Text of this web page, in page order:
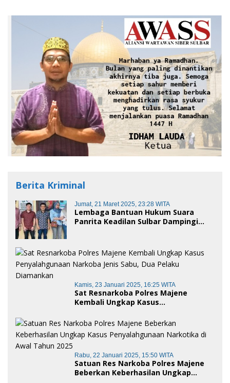
Berita Kriminal
Jumat, 21 Maret 2025, 23:28 WITA
Lembaga Bantuan Hukum Suara
Panrita Keadilan Sulbar Dampingi
Polman
Kamis, 23 Januari 2025, 16:25 WITA
Sat Resnarkoba Polres Majene
Kembali Ungkap Kasus
Dua Pelaku Diamankan
Rabu, 22 Januari 2025, 15:50 WITA
Satuan Res Narkoba Polres Majene
Beberkan Keberhasilan Ungkap